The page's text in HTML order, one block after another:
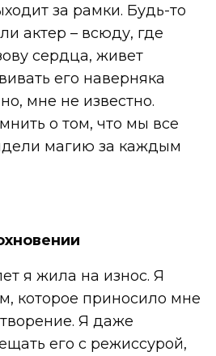
за рамки. Будь-то
актер – всюду, где
сердца, живет
его наверняка
мне не известно.
о том, что мы все
магию за каждым
я жила на износ. Я
которое приносило мне
Я даже
его с режиссурой,